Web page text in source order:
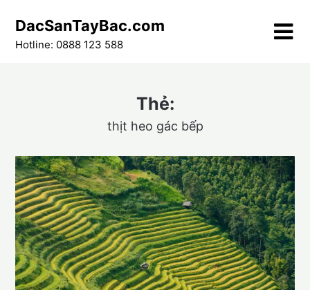
content
DacSanTayBac.com
Hotline: 0888 123 588
Thẻ:
thịt heo gác bếp